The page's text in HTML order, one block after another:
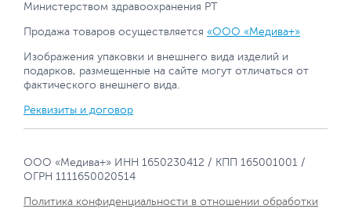
Министерством здравоохранения РТ
Продажа товаров осуществляется «ООО «Медива+»
Изображения упаковки и внешнего вида изделий и
подарков, размещенные на сайте могут отличаться от
фактического внешнего вида.
Реквизиты и договор
ООО «Медива+» ИНН 1650230412 / КПП 165001001 /
ОГРН 1111650020514
Политика конфиденциальности в отношении обработки